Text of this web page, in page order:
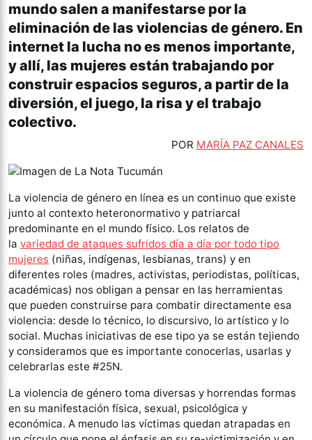
mundo salen a manifestarse por la
eliminación de las violencias de género. En
internet la lucha no es menos importante,
y allí, las mujeres están trabajando por
construir espacios seguros, a partir de la
diversión, el juego, la risa y el trabajo
colectivo.
POR MARÍA PAZ CANALES
La violencia de género en línea es un continuo que existe
junto al contexto heteronormativo y patriarcal
predominante en el mundo físico. Los relatos de
la variedad de ataques sufridos día a día por todo tipo
mujeres (niñas, indígenas, lesbianas, trans) y en
diferentes roles (madres, activistas, periodistas, políticas,
académicas) nos obligan a pensar en las herramientas
que pueden construirse para combatir directamente esa
violencia: desde lo técnico, lo discursivo, lo artístico y lo
social. Muchas iniciativas de ese tipo ya se están tejiendo
y consideramos que es importante conocerlas, usarlas y
celebrarlas este #25N.
La violencia de género toma diversas y horrendas formas
en su manifestación física, sexual, psicológica y
económica. A menudo las víctimas quedan atrapadas en